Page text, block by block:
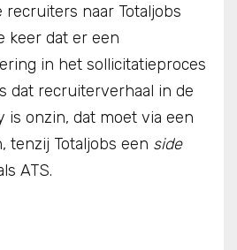
recruiters naar Totaljobs
keer dat er een
in het sollicitatieproces
dat recruiterverhaal in de
is onzin, dat moet via een
tenzij Totaljobs een side
ATS.